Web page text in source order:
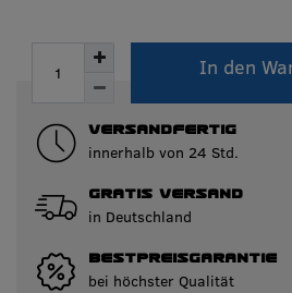
VERSANDFERTIG
innerhalb von 24 Std.
GRATIS VERSAND
in Deutschland
BESTPREISGARANTIE
bei höchster Qualität
*
In den